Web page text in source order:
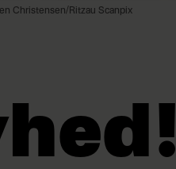
Christensen/Ritzau Scanpix